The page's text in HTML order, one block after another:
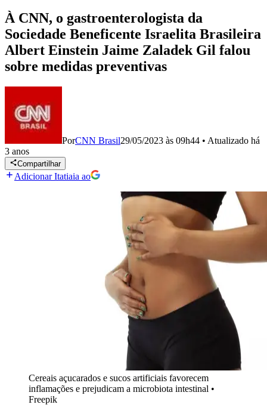
À CNN, o gastroenterologista da
Sociedade Beneficente Israelita Brasileira
Albert Einstein Jaime Zaladek Gil falou
sobre medidas preventivas
PorCNN Brasil29/05/2023 às 09h44 • Atualizado há
3 anos
Compartilhar
Adicionar Itatiaia ao
Cereais açucarados e sucos artificiais favorecem
inflamações e prejudicam a microbiota intestinal •
Freepik